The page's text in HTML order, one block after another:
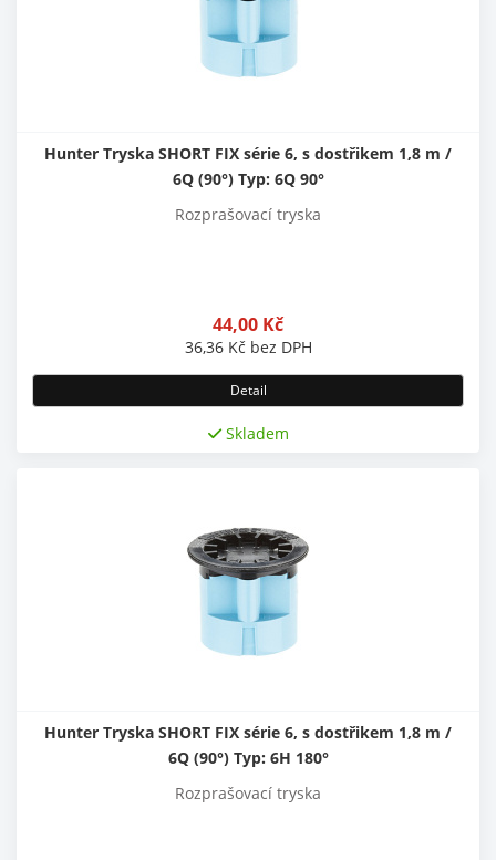
Hunter Tryska SHORT FIX série 6, s dostřikem 1,8 m /
6Q (90°) Typ: 6Q 90°
Rozprašovací tryska
44,00 Kč
36,36 Kč bez DPH
Detail
Skladem
Hunter Tryska SHORT FIX série 6, s dostřikem 1,8 m /
6Q (90°) Typ: 6H 180°
Rozprašovací tryska